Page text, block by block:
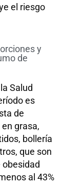
el riesgo
y
de
Salud
es
de
grasa,
bollería
que son
obesidad
al 43%